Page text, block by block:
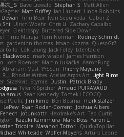
果冻_JS Dave Liewald Stephan S Matt Allen
Matt Griffey Ian Hubert Linda Robbins
Dewan Finn Bear Ivan Sepulveda
Gabor Z
Shi Ulrich Woehr Chris Li
Zachary Capalbo
Elektrospy Buttered Side Down
Timo Muraja Tom Norman Rodney Schmidt
gardeninn thomas Istvan Kozma QuesoGr7
to lo Lök Leung Jack Foley fxtentacle
Blackwood mark wrabel James Harrison
Josh Roenker Martin Lukačka AaronFung
Abraham Mast YYSSun Thierry Mayrand
R.J. Rhodes Writes Atelier Argos Art Light Films
SizeKivit Stymie Dustin
Patrick Brady
Tyler K Spicher Arnaud PUIRAVAUD
Sean Kennedy Tomek LECOCQ
Pacific Jimikimo Ben Bosma
mark stalzer
LePew Ryan Roden-Corrent Joshua Albers
Jotunkottr Hexdrake's Art Ted Curtis
Kazuki Kamimura Mark Boss Yaron L.
Tricoire Masanori Tottori QuirkyTopHat
Whiteside Wolfer Moyens Arturo Leone